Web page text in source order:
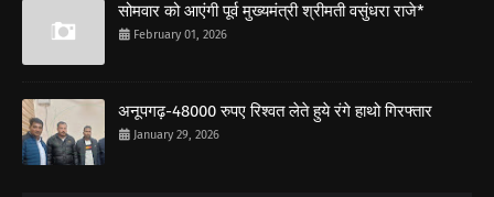
सोमवार को आएंगी पूर्व मुख्यमंत्री श्रीमती वसुंधरा राजे*
February 01, 2026
अनूपगढ़-48000 रुपए रिश्वत लेते हुये रंगे हाथो गिरफ्तार
January 29, 2026